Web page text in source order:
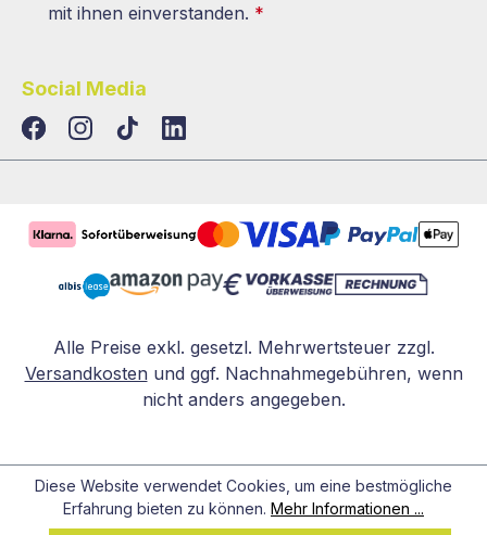
mit ihnen einverstanden. *
Social Media
TikTokLinkedIn
Alle Preise exkl. gesetzl. Mehrwertsteuer zzgl.
Versandkosten und ggf. Nachnahmegebühren, wenn
nicht anders angegeben.
Diese Website verwendet Cookies, um eine bestmögliche
Erfahrung bieten zu können. Mehr Informationen ...